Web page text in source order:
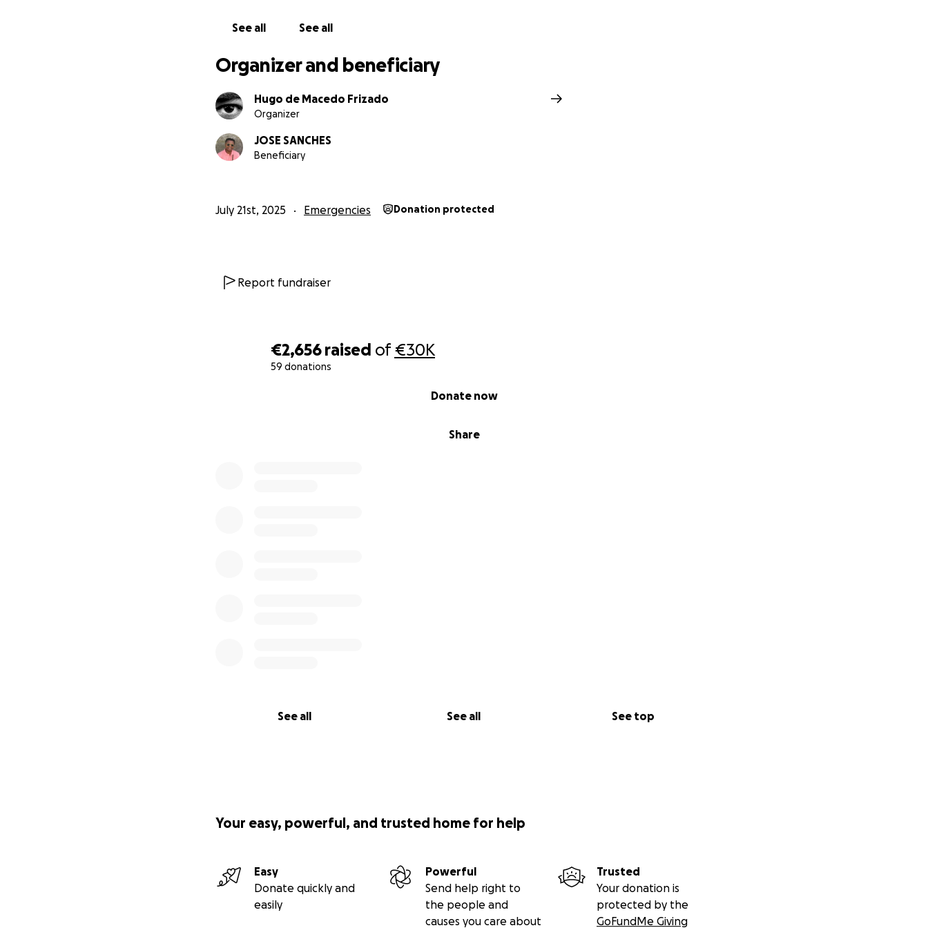
€2,656 raised of€30K
59 donations
Share
Donate now
See all See all See top
See all See all
Organizer and beneficiary
Hugo de Macedo Frizado
Organizer
JOSE SANCHES
Beneficiary
July 21st, 2025 Emergencies Donation protected
Report fundraiser
Your easy, powerful, and trusted home for help
Easy
Donate quickly and
easily
Powerful
Send help right to
the people and
causes you care about
Trusted
Your donation is
protected by the
GoFundMe Giving